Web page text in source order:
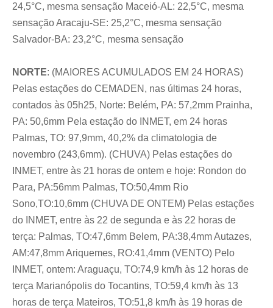
24,5°C, mesma sensação Maceió-AL: 22,5°C, mesma
sensação Aracaju-SE: 25,2°C, mesma sensação
Salvador-BA: 23,2°C, mesma sensação
NORTE: (MAIORES ACUMULADOS EM 24 HORAS)
Pelas estações do CEMADEN, nas últimas 24 horas,
contados às 05h25, Norte: Belém, PA: 57,2mm Prainha,
PA: 50,6mm Pela estação do INMET, em 24 horas
Palmas, TO: 97,9mm, 40,2% da climatologia de
novembro (243,6mm). (CHUVA) Pelas estações do
INMET, entre às 21 horas de ontem e hoje: Rondon do
Para, PA:56mm Palmas, TO:50,4mm Rio
Sono,TO:10,6mm (CHUVA DE ONTEM) Pelas estações
do INMET, entre às 22 de segunda e às 22 horas de
terça: Palmas, TO:47,6mm Belem, PA:38,4mm Autazes,
AM:47,8mm Ariquemes, RO:41,4mm (VENTO) Pelo
INMET, ontem: Araguaçu, TO:74,9 km/h às 12 horas de
terça Marianópolis do Tocantins, TO:59,4 km/h às 13
horas de terça Mateiros, TO:51,8 km/h às 19 horas de